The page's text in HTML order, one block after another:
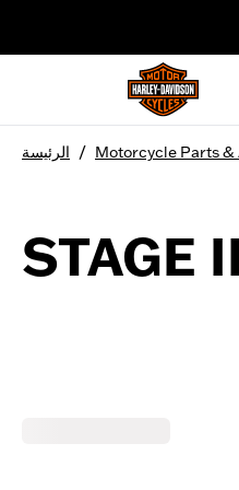
الرئيسة / Motorcycle Parts &
STAGE